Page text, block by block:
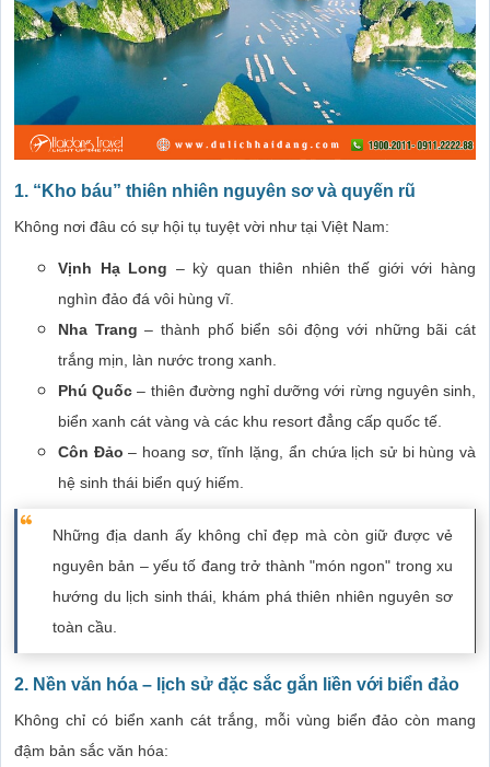
1. “Kho báu” thiên nhiên nguyên sơ và quyến rũ
Không nơi đâu có sự hội tụ tuyệt vời như tại Việt Nam:
Vịnh Hạ Long – kỳ quan thiên nhiên thế giới với hàng
nghìn đảo đá vôi hùng vĩ.
Nha Trang – thành phố biển sôi động với những bãi cát
trắng mịn, làn nước trong xanh.
Phú Quốc – thiên đường nghỉ dưỡng với rừng nguyên sinh,
biển xanh cát vàng và các khu resort đẳng cấp quốc tế.
Côn Đảo – hoang sơ, tĩnh lặng, ẩn chứa lịch sử bi hùng và
hệ sinh thái biển quý hiếm.
Những địa danh ấy không chỉ đẹp mà còn giữ được vẻ
nguyên bản – yếu tố đang trở thành "món ngon" trong xu
hướng du lịch sinh thái, khám phá thiên nhiên nguyên sơ
toàn cầu.
2. Nền văn hóa – lịch sử đặc sắc gắn liền với biển đảo
Không chỉ có biển xanh cát trắng, mỗi vùng biển đảo còn mang
đậm bản sắc văn hóa: